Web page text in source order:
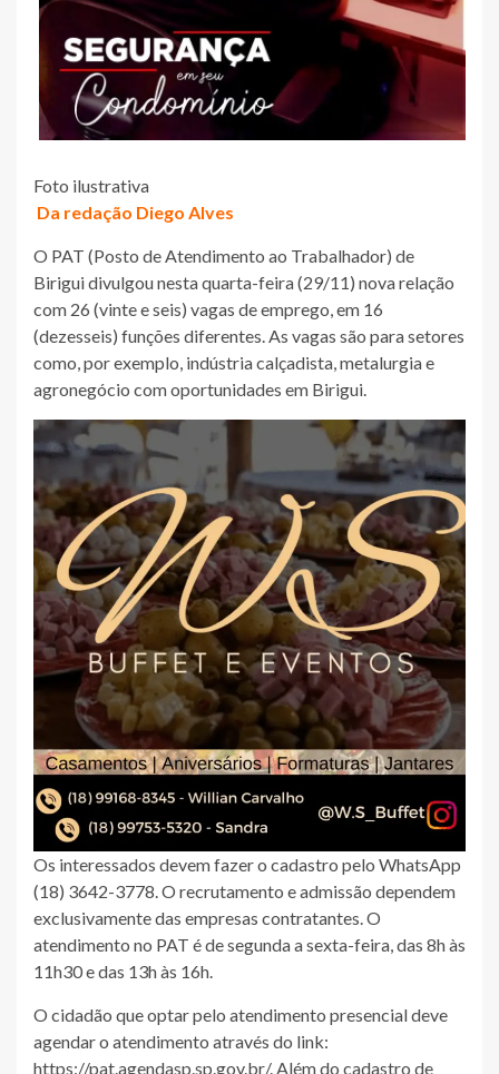
Foto ilustrativa
Da redação Diego Alves
O PAT (Posto de Atendimento ao Trabalhador) de
Birigui divulgou nesta quarta-feira (29/11) nova relação
com 26 (vinte e seis) vagas de emprego, em 16
(dezesseis) funções diferentes. As vagas são para setores
como, por exemplo, indústria calçadista, metalurgia e
agronegócio com oportunidades em Birigui.
Os interessados devem fazer o cadastro pelo WhatsApp
(18) 3642-3778. O recrutamento e admissão dependem
exclusivamente das empresas contratantes. O
atendimento no PAT é de segunda a sexta-feira, das 8h às
11h30 e das 13h às 16h.
O cidadão que optar pelo atendimento presencial deve
agendar o atendimento através do link:
https://pat.agendasp.sp.gov.br/. Além do cadastro de